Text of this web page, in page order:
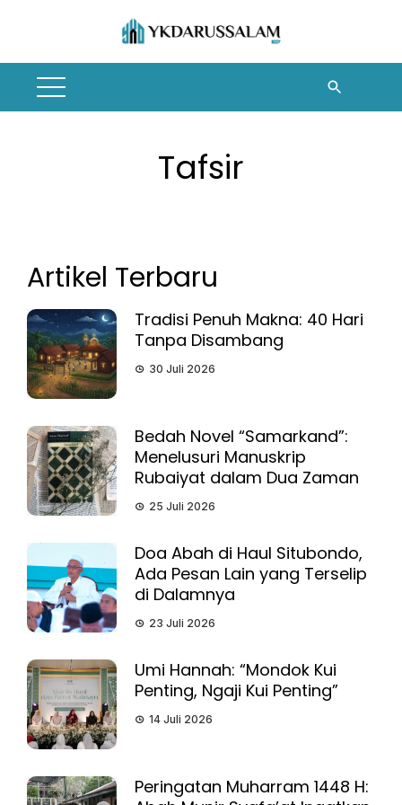
Tafsir
Artikel Terbaru
Tradisi Penuh Makna: 40 Hari
Tanpa Disambang
30 Juli 2026
Bedah Novel “Samarkand”:
Menelusuri Manuskrip
Rubaiyat dalam Dua Zaman
25 Juli 2026
Doa Abah di Haul Situbondo,
Ada Pesan Lain yang Terselip
di Dalamnya
23 Juli 2026
Umi Hannah: “Mondok Kui
Penting, Ngaji Kui Penting”
14 Juli 2026
Peringatan Muharram 1448 H: